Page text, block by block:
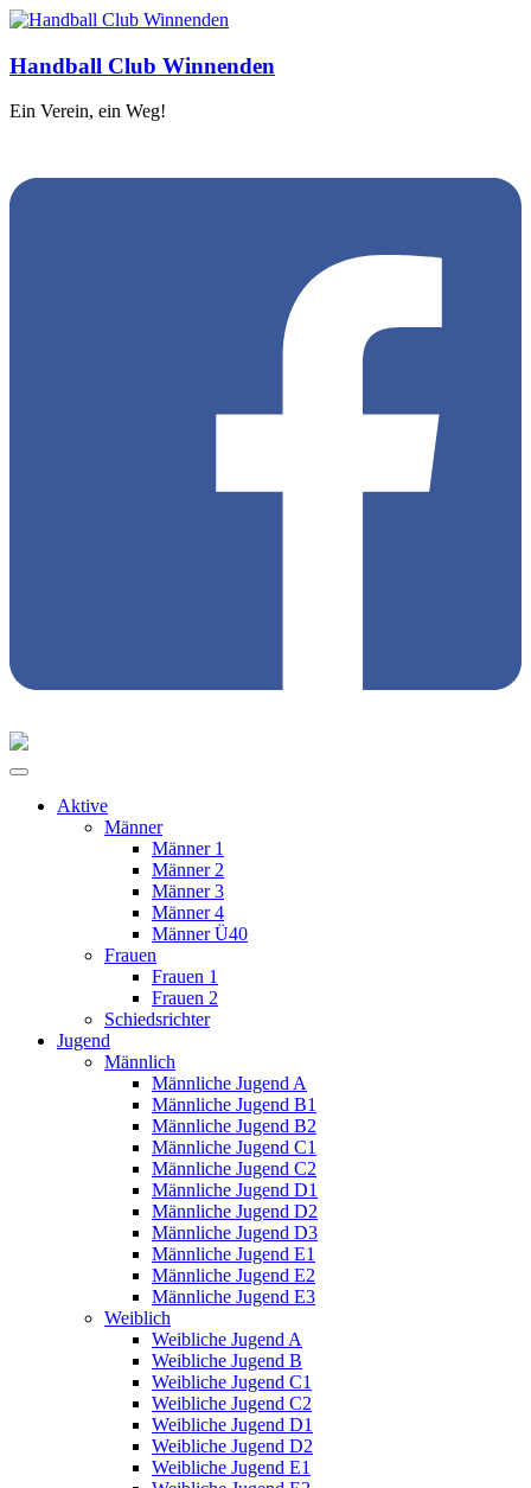
Handball Club Winnenden
Ein Verein, ein Weg!
Aktive
Männer
Männer 1
Männer 2
Männer 3
Männer 4
Männer Ü40
Frauen
Frauen 1
Frauen 2
Schiedsrichter
Jugend
Männlich
Männliche Jugend A
Männliche Jugend B1
Männliche Jugend B2
Männliche Jugend C1
Männliche Jugend C2
Männliche Jugend D1
Männliche Jugend D2
Männliche Jugend D3
Männliche Jugend E1
Männliche Jugend E2
Männliche Jugend E3
Weiblich
Weibliche Jugend A
Weibliche Jugend B
Weibliche Jugend C1
Weibliche Jugend C2
Weibliche Jugend D1
Weibliche Jugend D2
Weibliche Jugend E1